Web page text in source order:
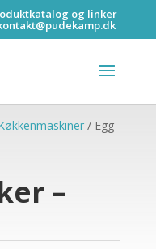
og linker
/ Egg
–